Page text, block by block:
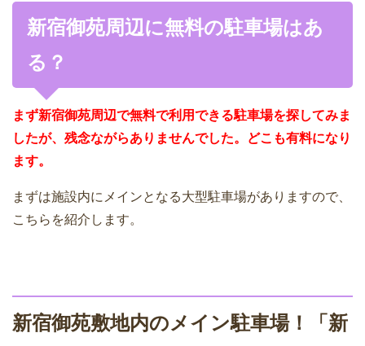
新宿御苑周辺に無料の駐車場はあ
る？
まず新宿御苑周辺で無料で利用できる駐車場を探してみま
したが、残念ながらありませんでした。どこも有料になり
ます。
まずは施設内にメインとなる大型駐車場がありますので、
こちらを紹介します。
新宿御苑敷地内のメイン駐車場！「新